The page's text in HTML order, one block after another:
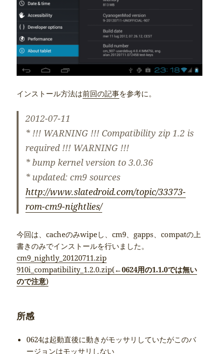
インストール方法は前回の記事を参考に。
2012-07-11
* !!! WARNING !!! Compatibility zip 1.2 is
required!!! WARNING !!!
* bump kernel version to 3.0.36
* updated: cm9 sources
http://www.slatedroid.com/topic/33373-
rom-cm9-nightlies/
今回は、cacheのみwipeし、cm9、gapps、compatの上
書きのみでインストールを行いました。
cm9_nightly_20120711.zip
910i_compatibility_1.2.0.zip(←0624用の1.1.0では無い
ので注意)
所感
0624は起動直後に動きがモッサリしていたがこのバ
ージョンはモッサリしない